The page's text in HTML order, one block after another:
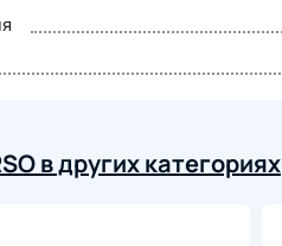
в других категориях